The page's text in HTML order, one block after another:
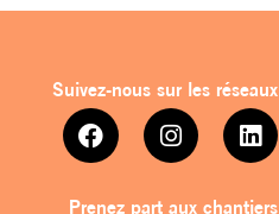
Suivez-nous sur les réseaux
Prenez part aux chantiers